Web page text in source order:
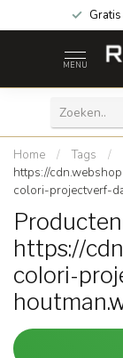
Gratis
MENU
Home / Tags
/
https://
colori-projectverf-
https://
colori-